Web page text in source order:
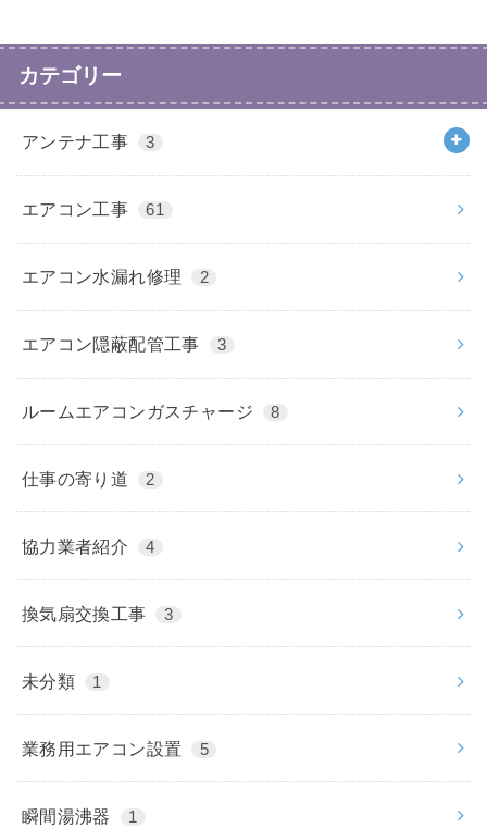
カテゴリー
アンテナ工事 3
エアコン工事 61
エアコン水漏れ修理 2
エアコン隠蔽配管工事 3
ルームエアコンガスチャージ 8
仕事の寄り道 2
協力業者紹介 4
換気扇交換工事 3
未分類 1
業務用エアコン設置 5
瞬間湯沸器 1